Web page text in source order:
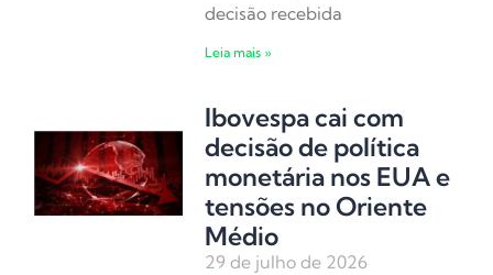
decisão recebida
Leia mais »
Ibovespa cai com
decisão de política
monetária nos EUA e
tensões no Oriente
Médio
29 de julho de 2026